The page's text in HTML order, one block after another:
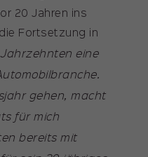
20 Jahren ins
Fortsetzung in
Jahrzehnten eine
gehen, macht
für mich
bereits mit